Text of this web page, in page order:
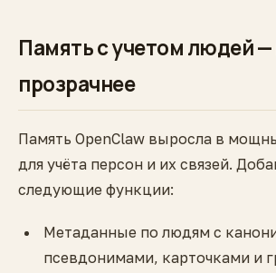
Память с учетом людей —
прозрачнее
Память OpenClaw выросла в
для учёта персон и их связей.
следующие функции:
Метаданные по людям с
псевдонимами, карточками и